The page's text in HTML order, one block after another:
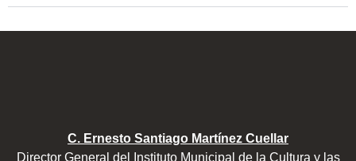
C. Ernesto Santiago Martínez Cuellar
Director General del Instituto Municipal de la Cultura y las